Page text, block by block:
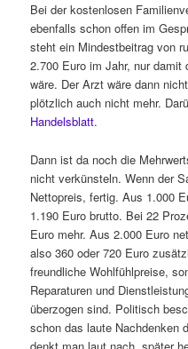
Bei der kostenlosen
ebenfalls schon offen im
steht ein Mindestbeitrag von
2.700 Euro im Jahr, nur
wäre. Der Arzt wäre dann
plötzlich auch nicht mehr.
Handelsblatt.
Dann ist da noch die
nicht verkünsteln. Wenn der
Nettopreis, fertig. Aus 1.000
1.190 Euro brutto. Bei 22
Euro mehr. Aus 2.000 Euro
also 360 oder 720 Euro
freundliche Wohlfühlpreise,
Reparaturen und
überzogen sind. Politisch
schon das laute Nachdenken
denkt man laut nach, später